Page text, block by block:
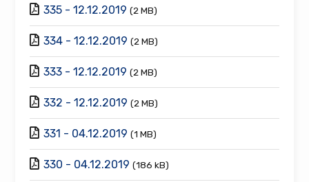
335 - 12.12.2019 (2 MB)
334 - 12.12.2019 (2 MB)
333 - 12.12.2019 (2 MB)
332 - 12.12.2019 (2 MB)
331 - 04.12.2019 (1 MB)
330 - 04.12.2019 (186 kB)